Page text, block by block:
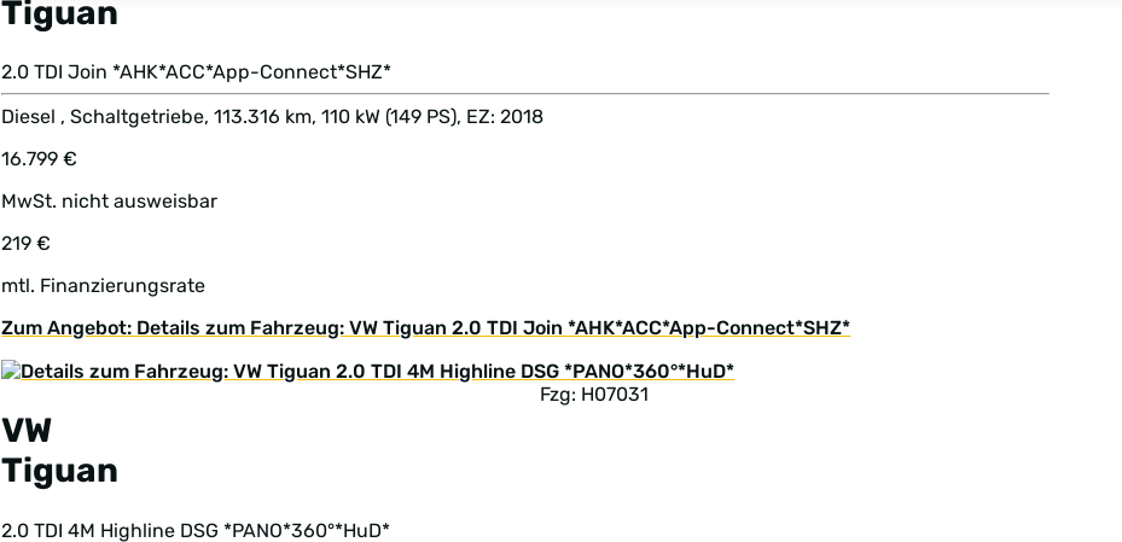
Tiguan
2.0 TDI Join *AHK*ACC*App-Connect*SHZ*
Diesel , Schaltgetriebe, 113.316 km, 110 kW (149 PS), EZ: 2018
16.799 €
MwSt. nicht ausweisbar
219 €
mtl. Finanzierungsrate
Zum Angebot: Details zum Fahrzeug: VW Tiguan 2.0 TDI Join *AHK*ACC*App-Connect*SHZ*
VW
Tiguan
Fzg: H07031
2.0 TDI 4M Highline DSG *PANO*360°*HuD*